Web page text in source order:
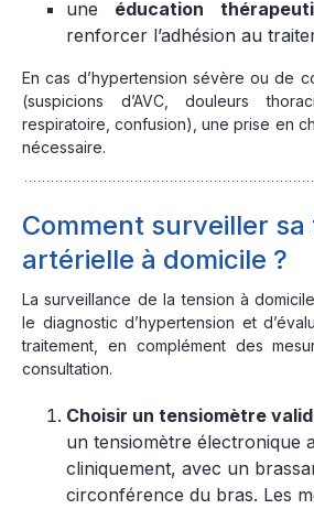
une éducation
renforcer l’adhésion au
En cas d’hypertension sévère ou de
(suspicions d’AVC, douleurs
respiratoire, confusion), une prise en
nécessaire.
Comment surveiller sa
artérielle à domicile ?
La surveillance de la tension à
le diagnostic d’hypertension et
traitement, en complément des
consultation.
Choisir un tensiomètre
un tensiomètre électronique
cliniquement, avec un
circonférence du bras. Les